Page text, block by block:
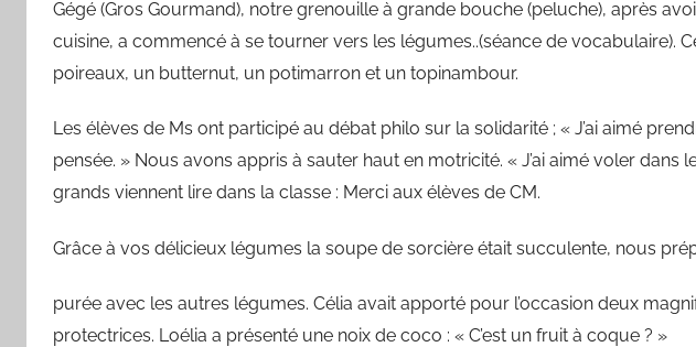
Gégé (Gros Gourmand), notre grenouille à grande bouche (peluche), après
cuisine, a commencé à se tourner vers les légumes..(séance de vocabulaire).
poireaux, un butternut, un potimarron et un topinambour.
Les élèves de Ms ont participé au débat philo sur la solidarité ; « J’ai aimé
pensée. » Nous avons appris à sauter haut en motricité. « J’ai aimé voler dans
grands viennent lire dans la classe : Merci aux élèves de CM.
Grâce à vos délicieux légumes la soupe de sorcière était succulente, nous
purée avec les autres légumes. Célia avait apporté pour l’occasion deux
protectrices. Loélia a présenté une noix de coco : « C’est un fruit à coque ? »